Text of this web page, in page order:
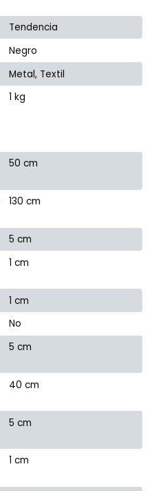
Tendencia
Negro
Metal, Textil
1 kg
50 cm
130 cm
5 cm
1 cm
1 cm
No
5 cm
40 cm
5 cm
1 cm